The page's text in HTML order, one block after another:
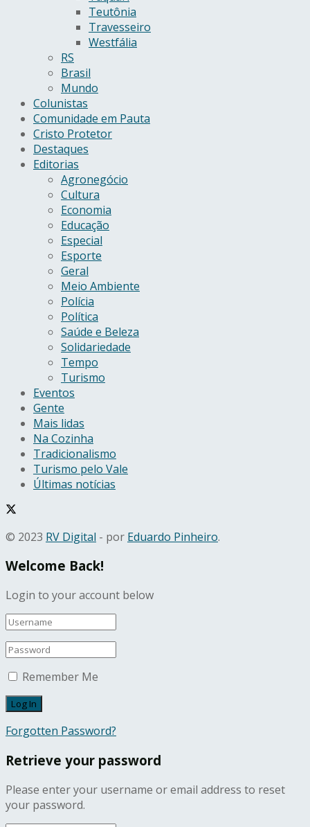
Teutônia
Travesseiro
Westfália
RS
Brasil
Mundo
Colunistas
Comunidade em Pauta
Cristo Protetor
Destaques
Editorias
Agronegócio
Cultura
Economia
Educação
Especial
Esporte
Geral
Meio Ambiente
Polícia
Política
Saúde e Beleza
Solidariedade
Tempo
Turismo
Eventos
Gente
Mais lidas
Na Cozinha
Tradicionalismo
Turismo pelo Vale
Últimas notícias
© 2023 RV Digital - por Eduardo Pinheiro.
Welcome Back!
Login to your account below
Remember Me
Forgotten Password?
Retrieve your password
Please enter your username or email address to reset
your password.